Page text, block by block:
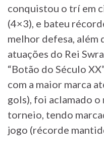
conquistou o trí em
(4×3), e bateu
melhor defesa, além
atuações do Rei
“Botão do Século
com a maior marca
gols), foi aclamado
torneio, tendo
jogo (récorde